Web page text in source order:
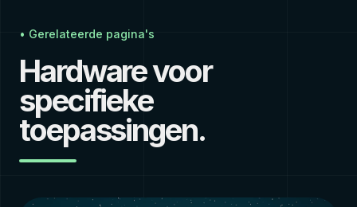
• Gerelateerde pagina's
Hardware voor
specifieke
toepassingen.